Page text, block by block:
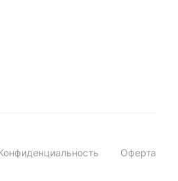
Оферта